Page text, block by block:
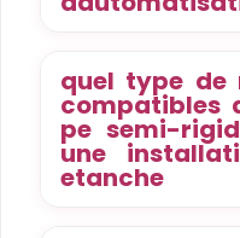
quel type de
compatibles
pe semi-
une
etanche